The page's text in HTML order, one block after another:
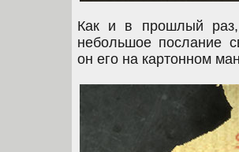
Как и в прошлый раз,
небольшое послание
он его на картонном